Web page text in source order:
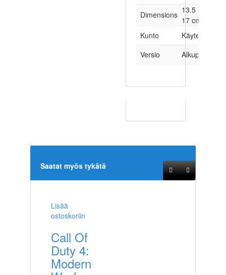
Dimensions 13.5 × 1.5 ×
17 cm
Kunto
Käytetty
Versio
Alkuperäinen
Saatat myös tykätä
Lisää
ostoskoriin
Call Of
Duty 4:
Modern